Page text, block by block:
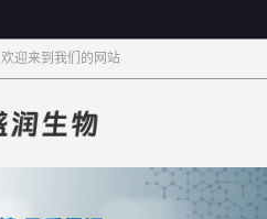
欢迎来到我们的网站